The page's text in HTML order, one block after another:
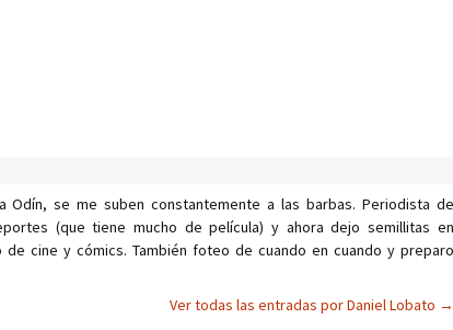
se me suben constantemente a las barbas. Periodista de
(que tiene mucho de película) y ahora dejo semillitas en
cine y cómics. También foteo de cuando en cuando y preparo
Ver todas las entradas por Daniel Lobato →